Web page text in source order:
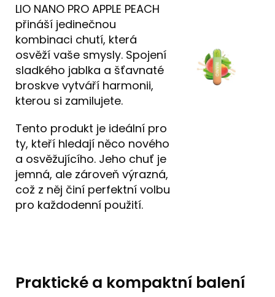
LIO NANO PRO APPLE PEACH
přináší jedinečnou
kombinaci chutí, která
osvěží vaše smysly. Spojení
sladkého jablka a šťavnaté
broskve vytváří harmonii,
kterou si zamilujete.
Tento produkt je ideální pro
ty, kteří hledají něco nového
a osvěžujícího. Jeho chuť je
jemná, ale zároveň výrazná,
což z něj činí perfektní volbu
pro každodenní použití.
Praktické a kompaktní balení